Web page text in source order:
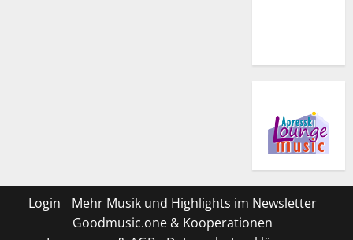
Login
Mehr Musik und Highlights im Newsletter
Goodmusic.one & Kooperationen